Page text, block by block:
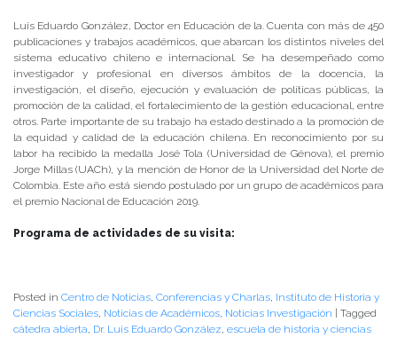
Luis Eduardo González, Doctor en Educación de la. Cuenta con más de 450
publicaciones y trabajos académicos, que abarcan los distintos niveles del
sistema educativo chileno e internacional. Se ha desempeñado como
investigador y profesional en diversos ámbitos de la docencia, la
investigación, el diseño, ejecución y evaluación de políticas públicas, la
promoción de la calidad, el fortalecimiento de la gestión educacional, entre
otros. Parte importante de su trabajo ha estado destinado a la promoción de
la equidad y calidad de la educación chilena. En reconocimiento por su
labor ha recibido la medalla José Tola (Universidad de Génova), el premio
Jorge Millas (UACh), y la mención de Honor de la Universidad del Norte de
Colombia. Este año está siendo postulado por un grupo de académicos para
el premio Nacional de Educación 2019.
Programa de actividades de su visita:
Posted in Centro de Noticias, Conferencias y Charlas, Instituto de Historia y
Ciencias Sociales, Noticias de Académicos, Noticias Investigación
Tagged
cátedra abierta, Dr. Luis Eduardo González, escuela de historia y ciencias